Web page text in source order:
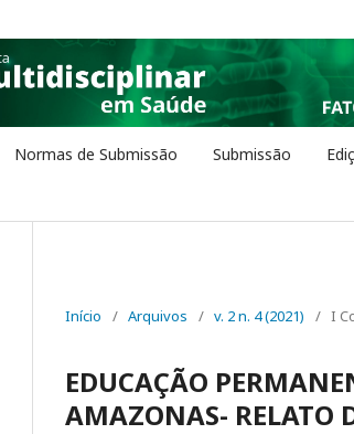
Normas de Submissão Submissão
Início / Arquivos / v. 2 n. 4 (2021) / I
EDUCAÇÃO
AMAZONAS- RELATO